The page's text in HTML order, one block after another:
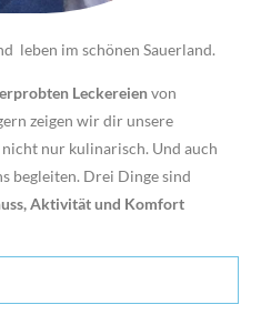
leben im schönen Sauerland.
erprobten Leckereienvon
zeigen wir dir unsere
nicht nur kulinarisch. Und auch
begleiten. Drei Dinge sind
Aktivität und Komfort